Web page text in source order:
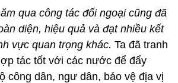
qua công tác đối ngoại cũng đã
diện, hiệu quả và đạt nhiều kết
vực quan trọng khác. Ta đã tranh
tác tốt với các nước để đẩy
công dân, ngư dân, bảo vệ địa vị